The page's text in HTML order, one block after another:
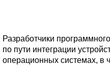
Разработчики
по пути интеграции
операционных системах, в